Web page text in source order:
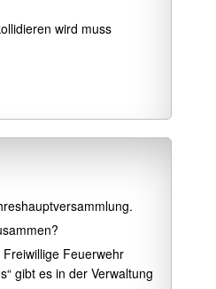
wird muss
Feuerwehr
gibt es in der Verwaltung